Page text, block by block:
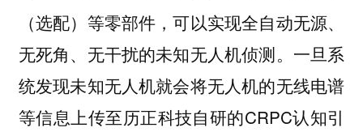
（选配）等零部件，可以实现全自动无源、
无死角、无干扰的未知无人机侦测。一旦系
统发现未知无人机就会将无人机的无线电谱
等信息上传至历正科技自研的CRPC认知引